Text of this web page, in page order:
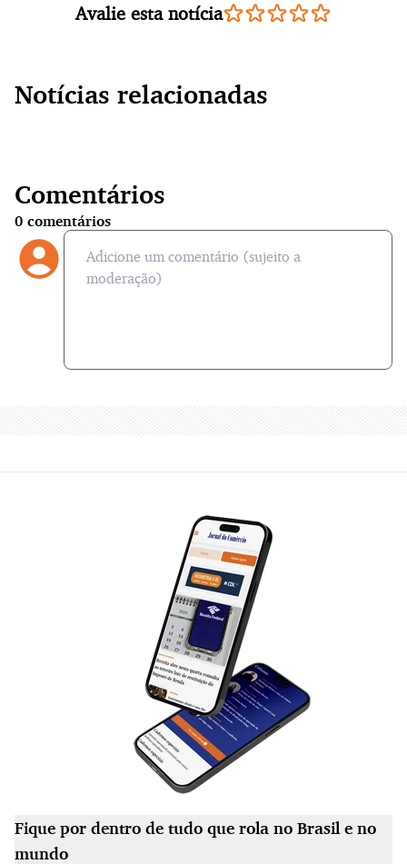
Avalie esta notícia
Notícias relacionadas
Comentários
0 comentários
Fique por dentro de tudo que rola no Brasil e no
mundo